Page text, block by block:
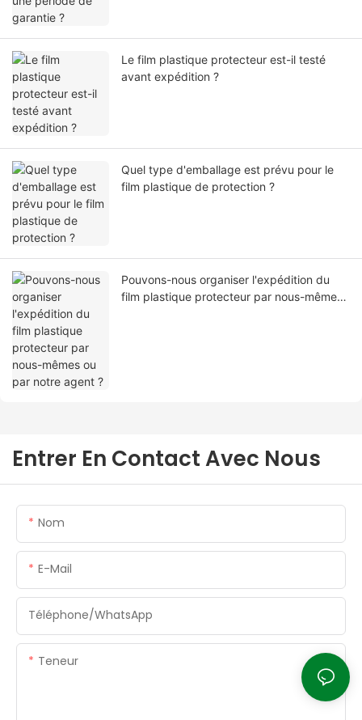
Le film plastique protecteur est-il testé
avant expédition ?
Quel type d'emballage est prévu pour le
film plastique de protection ?
Pouvons-nous organiser l'expédition du
film plastique protecteur par nous-mêmes
Entrer En Contact Avec Nous
Nom
E-Mail
Téléphone/WhatsApp
Teneur